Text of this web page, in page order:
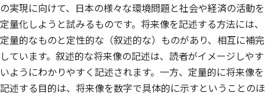
の実現に向けて、日本の様々な環境問題と社会や経済の活動を
定量化しようと試みるものです。将来像を記述する方法には、
定量的なものと定性的な（叙述的な）ものがあり、相互に補完
しています。叙述的な将来像の記述は、読者がイメージしやす
いようにわかりやすく記述されます。一方、定量的に将来像を
記述する目的は、将来像を数字で具体的に示すということのほ